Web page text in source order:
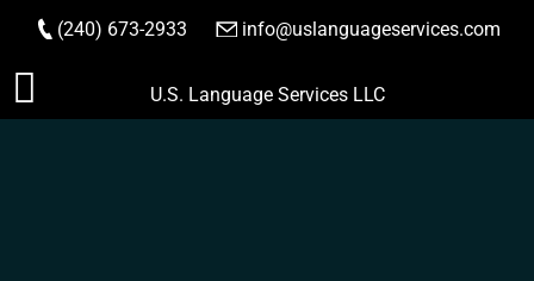
Saltar
(240) 673-2933 info@uslanguageservices.com
HACER PEDIDO
U.S. Language Services LLC